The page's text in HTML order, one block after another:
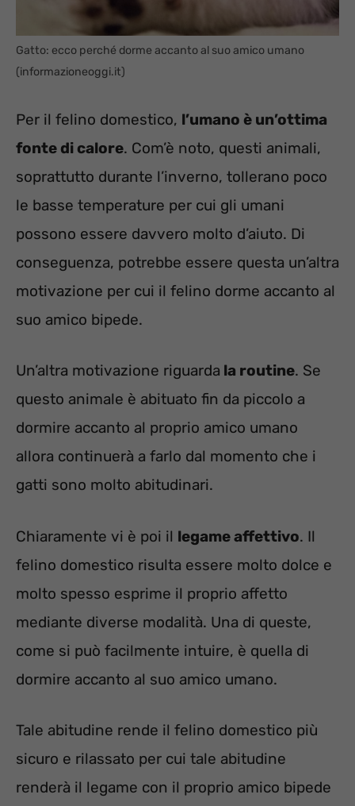
Gatto: ecco perché dorme accanto al suo amico umano
(informazioneoggi.it)
Per il felino domestico, l’umano è un’ottima
fonte di calore. Com’è noto, questi animali,
soprattutto durante l’inverno, tollerano poco
le basse temperature per cui gli umani
possono essere davvero molto d’aiuto. Di
conseguenza, potrebbe essere questa un’altra
motivazione per cui il felino dorme accanto al
suo amico bipede.
Un’altra motivazione riguarda la routine. Se
questo animale è abituato fin da piccolo a
dormire accanto al proprio amico umano
allora continuerà a farlo dal momento che i
gatti sono molto abitudinari.
Chiaramente vi è poi il legame affettivo. Il
felino domestico risulta essere molto dolce e
molto spesso esprime il proprio affetto
mediante diverse modalità. Una di queste,
come si può facilmente intuire, è quella di
dormire accanto al suo amico umano.
Tale abitudine rende il felino domestico più
sicuro e rilassato per cui tale abitudine
renderà il legame con il proprio amico bipede